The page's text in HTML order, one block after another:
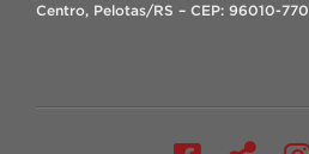
Centro, Pelotas/RS – CEP: 96010-770